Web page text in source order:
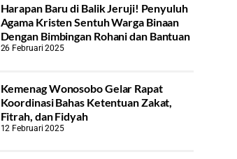
Harapan Baru di Balik Jeruji! Penyuluh
Agama Kristen Sentuh Warga Binaan
Dengan Bimbingan Rohani dan Bantuan
26 Februari 2025
Kemenag Wonosobo Gelar Rapat
Koordinasi Bahas Ketentuan Zakat,
Fitrah, dan Fidyah
12 Februari 2025